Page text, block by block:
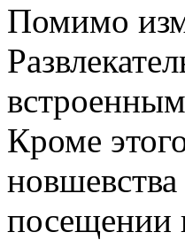
Помимо
Кроме
посещении